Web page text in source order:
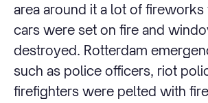
area around it a lot of
cars were set on fire and
destroyed. Rotterdam
such as police officers, riot
firefighters were pelted with